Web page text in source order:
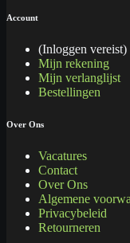
Account
(Inloggen vereist)
Mijn rekening
Mijn verlanglijst
Bestellingen
Over Ons
Vacatures
Contact
Over Ons
Algemene
Privacybeleid
Retourneren